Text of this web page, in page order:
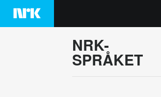
Hopp
innhaldet
NRK-
SPRÅKET